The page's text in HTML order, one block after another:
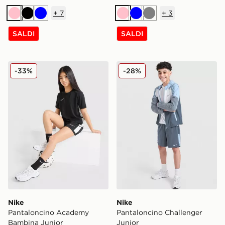
RosaNero
Blu
+ 7
SALDI
RosaBluGrigio
+ 3
SALDI
Nike Pantaloncino Academy Bambina Junior
Nike
Pantaloncino Academy
Bambina Junior
-33% Nike Pantaloncino
Nike
Pantaloncino Challenger
Junior
-28%